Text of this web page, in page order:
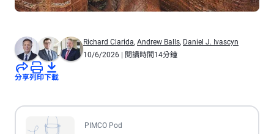
Richard Clarida, Andrew Balls, Daniel J. Ivascyn
10/6/2026 | 閱讀時間14分鐘
分享列印下載
All the presented audio appears as text.
PIMCO Pod